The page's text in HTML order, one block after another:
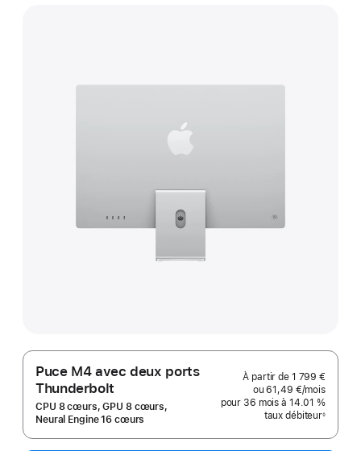
Puce M4 avec deux ports
Thunderbolt
CPU 8 cœurs, GPU 8 cœurs,
Neural Engine 16 cœurs
À partir de 1 799 €
ou61,49 €/mois
pour 36 mois à 14.01 %
taux débiteur
bas
◊